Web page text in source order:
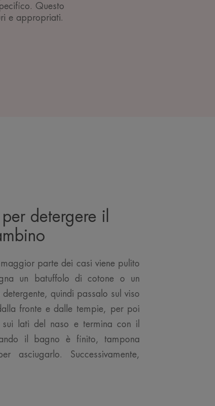
Questo
e appropriati.
detergere il
parte dei casi viene pulito
un batuffolo di cotone o un
quindi passalo sul viso
fronte e dalle tempie, per poi
lati del naso e termina con il
il bagno è finito, tampona
asciugarlo. Successivamente,